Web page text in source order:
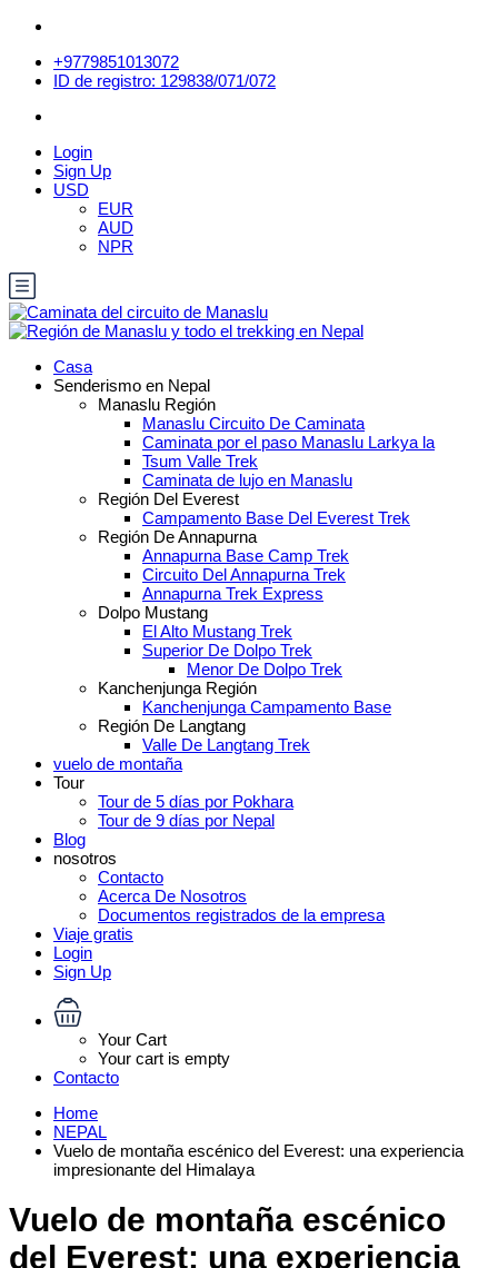
+9779851013072
ID de registro: 129838/071/072
Login
Sign Up
USD
EUR
AUD
NPR
Casa
Senderismo en Nepal
Manaslu Región
Manaslu Circuito De Caminata
Caminata por el paso Manaslu Larkya la
Tsum Valle Trek
Caminata de lujo en Manaslu
Región Del Everest
Campamento Base Del Everest Trek
Región De Annapurna
Annapurna Base Camp Trek
Circuito Del Annapurna Trek
Annapurna Trek Express
Dolpo Mustang
El Alto Mustang Trek
Superior De Dolpo Trek
Menor De Dolpo Trek
Kanchenjunga Región
Kanchenjunga Campamento Base
Región De Langtang
Valle De Langtang Trek
vuelo de montaña
Tour
Tour de 5 días por Pokhara
Tour de 9 días por Nepal
Blog
nosotros
Contacto
Acerca De Nosotros
Documentos registrados de la empresa
Viaje gratis
Login
Sign Up
Your Cart
Your cart is empty
Contacto
Home
NEPAL
Vuelo de montaña escénico del Everest: una experiencia
impresionante del Himalaya
Vuelo de montaña escénico
del Everest: una experiencia